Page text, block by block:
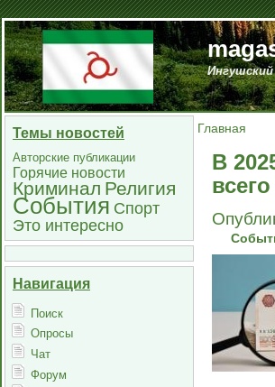
Темы новостей
Авторские публикации
Горячие новости
Криминал Религия
События Спорт
Это интересно
Навигация
Поиск
Опросы
Чат
Форум
Главная
В